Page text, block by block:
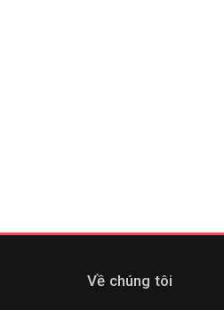
Về chúng tôi